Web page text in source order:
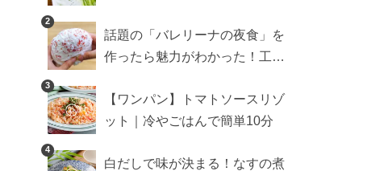
2
話題の「バレリーナの夜食」を
作ったら魅力がわかった！工程
3
【ワンパン】トマトソースリゾ
ット｜冷やごはんで簡単10分
4
白だしで味が決まる！なすの煮